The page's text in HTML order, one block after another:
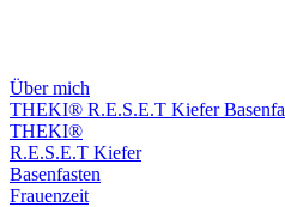
Über mich
THEKI® R.E.S.E.T Kiefer
THEKI®
R.E.S.E.T Kiefer
Basenfasten
Frauenzeit